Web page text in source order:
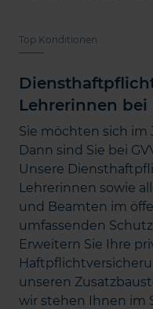
Top Konditionen
Lehrerinnen bei
Sie möchten sich im
Dann sind Sie bei
Unsere
Lehrerinnen sowie
und Beamten im
umfassenden
Erweitern Sie Ihre
unseren
wir stehen Ihnen im